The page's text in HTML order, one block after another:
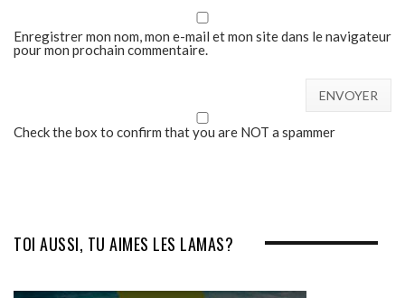
Enregistrer mon nom, mon e-mail et mon site dans le navigateur
pour mon prochain commentaire.
Check the box to confirm that you are NOT a spammer
TOI AUSSI, TU AIMES LES LAMAS?